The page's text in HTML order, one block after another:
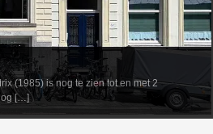
(1985) is nog te zien tot en met 2
[…]